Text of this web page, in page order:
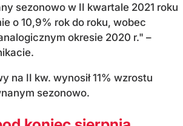
sezonowo w II kwartale 2021 roku
o 10,9% rok do roku, wobec
okresie 2020 r." –
na II kw. wynosił 11% wzrostu
sezonowo.